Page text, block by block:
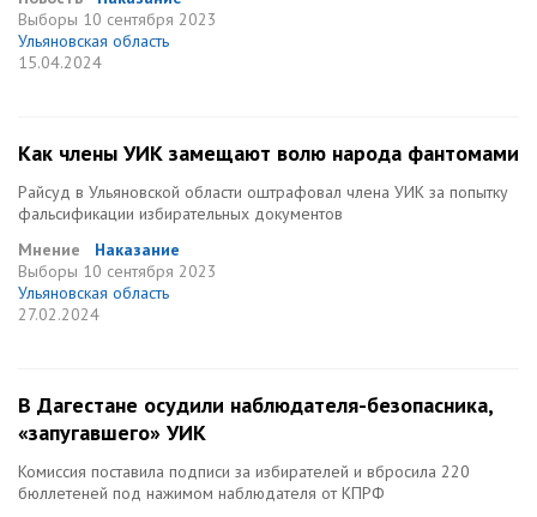
Выборы 10 сентября 2023
Ульяновская область
15.04.2024
Как члены УИК замещают волю народа фантомами
Райсуд в Ульяновской области оштрафовал члена УИК за попытку
фальсификации избирательных документов
Мнение
Наказание
Выборы 10 сентября 2023
Ульяновская область
27.02.2024
В Дагестане осудили наблюдателя-безопасника,
«запугавшего» УИК
Комиссия поставила подписи за избирателей и вбросила 220
бюллетеней под нажимом наблюдателя от КПРФ